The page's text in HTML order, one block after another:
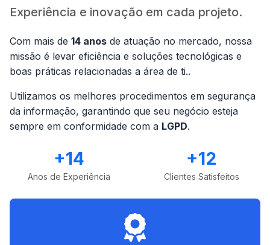
Experiência e inovação em cada projeto.
Com mais de 14 anos de atuação no mercado, nossa
missão é levar eficiência e soluções tecnológicas e
boas práticas relacionadas a área de ti..
Utilizamos os melhores procedimentos em segurança
da informação, garantindo que seu negócio esteja
sempre em conformidade com a LGPD.
+14
Anos de Experiência
+12
Clientes Satisfeitos